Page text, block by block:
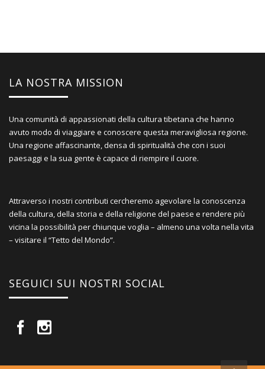
LA NOSTRA MISSION
Una comunità di appassionati della cultura tibetana che hanno
avuto modo di viaggiare e conoscere questa meravigliosa regione.
Una regione affascinante, densa di spiritualità che con i suoi
paesaggi e la sua gente è capace di riempire il cuore.
Attraverso i nostri contributi cercheremo agevolare la conoscenza
della cultura, della storia e della religione del paese e rendere più
vicina la possibilità per chiunque voglia – almeno una volta nella vita
– visitare il “Tetto del Mondo”.
SEGUICI SUI NOSTRI SOCIAL